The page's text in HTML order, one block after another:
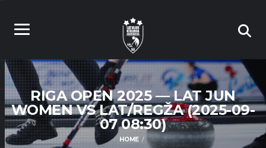
RIGA OPEN 2025 — LAT JUN
WOMEN VS LAT/REGŽA (2025-09-
07 08:30)
HOME